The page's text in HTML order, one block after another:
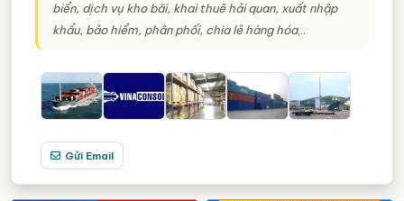
biển, dịch vụ kho bãi, khai thuê hải quan, xuất nhập
khẩu, bảo hiểm, phân phối, chia lẻ hàng hóa,..
Gửi Email